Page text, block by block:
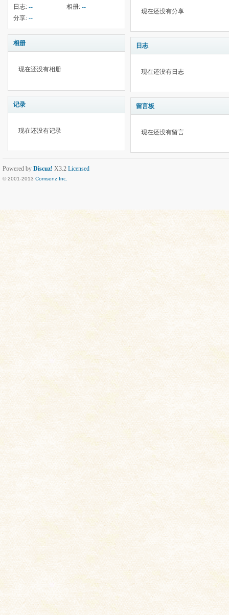
日志: -- 相册: --
分享: --
相册
现在还没有相册
记录
现在还没有记录
现在还没有分享
日志
现在还没有日志
留言板
现在还没有留言
Powered by Discuz! X3.2 Licensed
© 2001-2013 Comsenz Inc.